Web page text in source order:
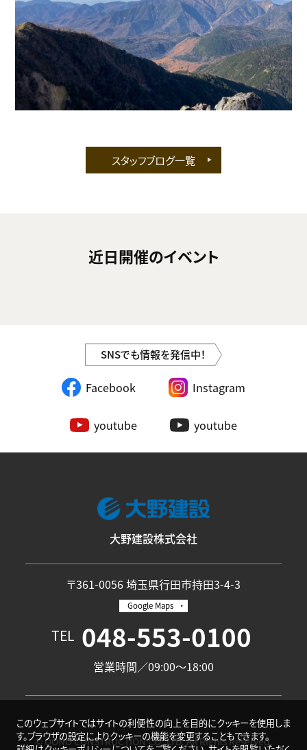
スタッフブログ一覧
近日開催のイベント
SNSでも情報を発信中！
Facebook Instagram
youtube youtube
大野建設株式会社
〒361-0056 埼玉県行田市持田3-4-3
Google Maps
TEL 048-553-0100
営業時間／09:00〜18:00
© OONO CONSTRUCTION CO.,LTD. All Rights Reserved.
このウェブサイトではサイトの利便性の向上を目的にクッキーを使用しま
す。ブラウザの設定によりクッキーの機能を変更することもできます。